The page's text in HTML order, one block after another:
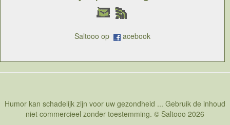
Saltooo op acebook
Humor kan schadelijk zijn voor uw gezondheid ... Gebruik de inhoud
niet commercieel zonder toestemming. © Saltooo 2026